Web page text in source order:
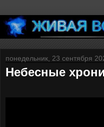
понедельник, 23 сентября
Небесные